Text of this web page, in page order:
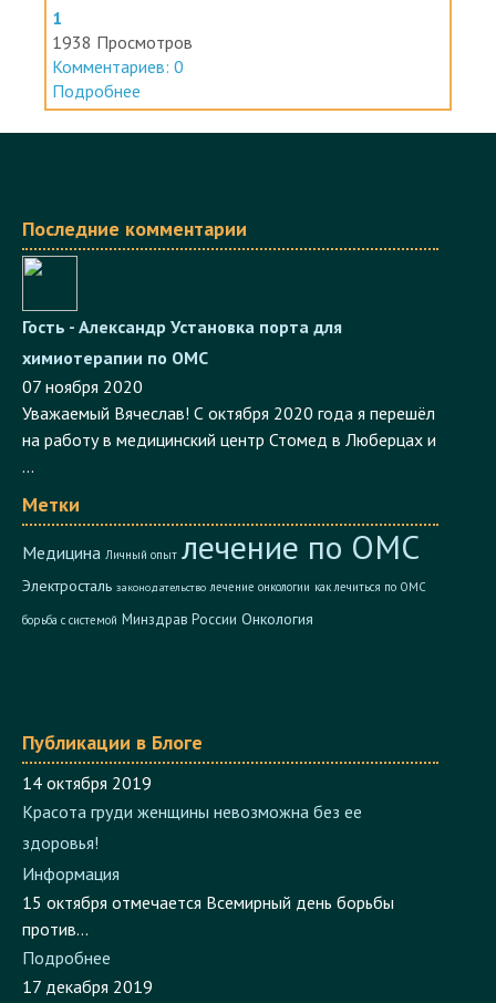
1938 Просмотров
Комментариев: 0
Подробнее
химиотерапии по ОМС
07 ноября 2020
Уважаемый Вячеслав! С октября 2020 года я перешёл
на работу в медицинский центр Стомед в Люберцах и
...
Метки
Медицина Личный опыт лечение по ОМС
Электросталь законодательство лечение онкологии как лечиться по ОМС
борьба с системой Минздрав России Онкология
14 октября 2019
Красота груди женщины невозможна без ее
здоровья!
Информация
15 октября отмечается Всемирный день борьбы
против...
Подробнее
17 декабря 2019
Утверждена Программа госгарантий бесплатного